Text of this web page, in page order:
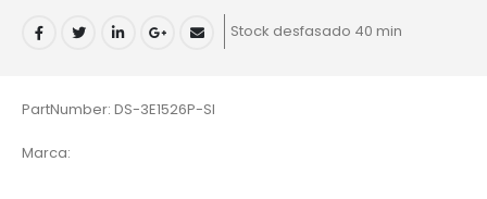
Stock desfasado 40 min
PartNumber: DS-3E1526P-SI
Marca: